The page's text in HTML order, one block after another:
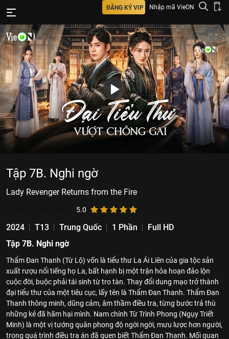
ĐĂNG KÝ VIP Nhập mã VieON
Tập 7B. Nghi ngờ
Lady Revenger Returns from the Fire
5.0
2024 T13 Trung Quốc 1 Phần
Full HD
Tập 7B. Nghi ngờ
Thẩm Đan Thanh (Từ Lộ) vốn là tiểu thư La Ái Liên của gia tộc sản
xuất rượu nổi tiếng họ La, bất hạnh bị một trận hỏa hoạn đảo lộn
cuộc đời, buộc phải tái sinh từ tro tàn. Thay đổi dung mạo trở thành
đại tiểu thư của một tiêu cục, lấy tên là Thẩm Đan Thanh. Thẩm Đan
Thanh thông minh, dũng cảm, âm thầm điều tra, từng bước trả thù
những kẻ đã hãm hại mình. Nam chính Từ Trình Phong (Ngụy Triết
Minh) là một vị tướng quân phong độ ngời ngời, mưu lược hơn người,
trong quá trình điều tra án đã quen biết Thẩm Đan Thanh. Mối quan